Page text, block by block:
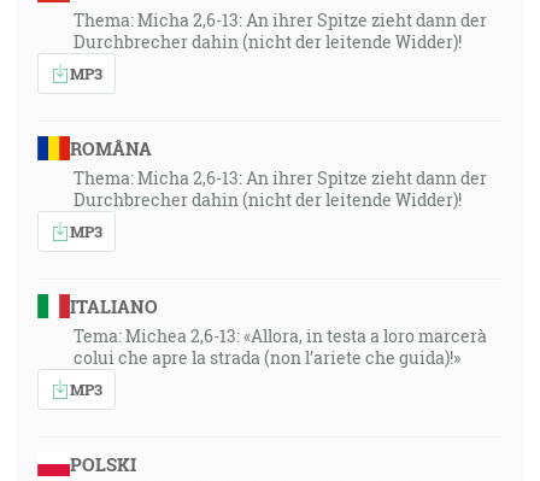
Thema: Micha 2,6-13: An ihrer Spitze zieht dann der
Durchbrecher dahin (nicht der leitende Widder)!
MP3
ROMÂNA
Thema: Micha 2,6-13: An ihrer Spitze zieht dann der
Durchbrecher dahin (nicht der leitende Widder)!
MP3
ITALIANO
Tema: Michea 2,6-13: «Allora, in testa a loro marcerà
colui che apre la strada (non l’ariete che guida)!»
MP3
POLSKI